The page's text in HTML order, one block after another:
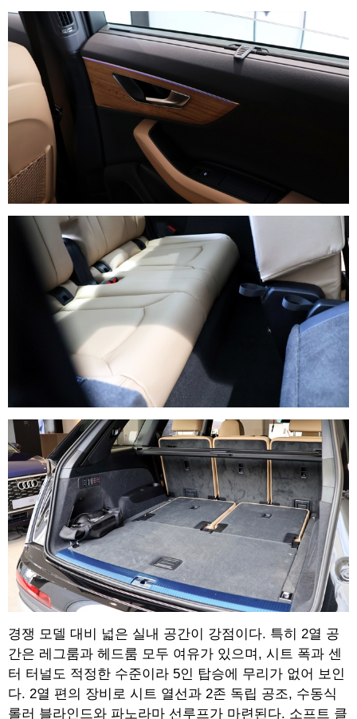
경쟁 모델 대비 넓은 실내 공간이 강점이다. 특히 2열 공
간은 레그룸과 헤드룸 모두 여유가 있으며, 시트 폭과 센
터 터널도 적정한 수준이라 5인 탑승에 무리가 없어 보인
다. 2열 편의 장비로 시트 열선과 2존 독립 공조, 수동식
롤러 블라인드와 파노라마 선루프가 마련된다. 소프트 클